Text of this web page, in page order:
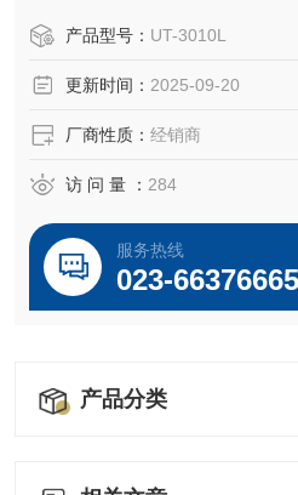
产品型号： UT-3010L
更新时间： 2025-09-20
厂商性质： 经销商
访 问 量 ： 284
服务热线
023-66376665
产品分类